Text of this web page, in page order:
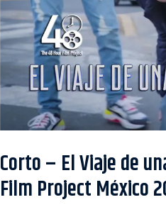
Corto – El Viaje de
Film Project México